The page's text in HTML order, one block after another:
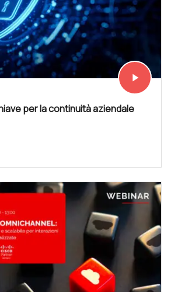
Vedi subito
play_arrow
per la continuità aziendale